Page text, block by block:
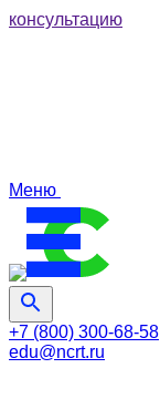
консультацию
Меню
+7 (800) 300-68-58
edu@ncrt.ru